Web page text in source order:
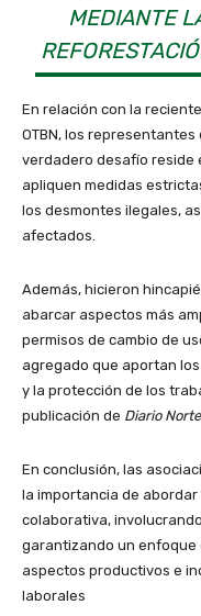
MEDIANTE
En relación con la
OTBN, los
verdadero desafío reside
apliquen medidas
los desmontes ilegales,
afectados.
Además, hicieron
abarcar aspectos más
permisos de cambio de
agregado que aportan
y la protección de los
publicación de Diario
En conclusión, las
la importancia de
colaborativa,
garantizando un
aspectos productivos e
laborales